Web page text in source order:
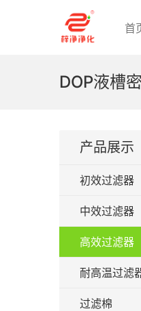
首
DOP液槽
产品展示
初效过滤器
中效过滤器
高效过滤器
耐高温过滤
过滤棉